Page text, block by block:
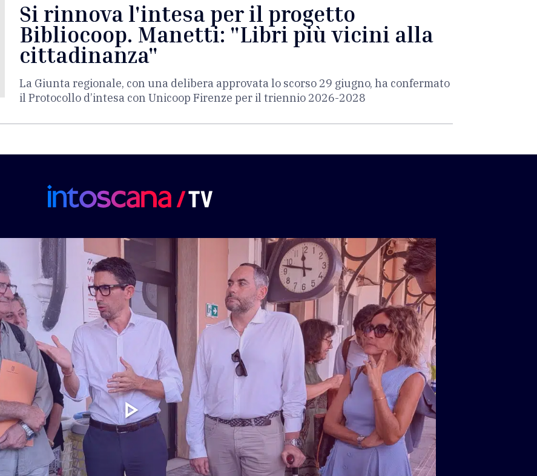
Si rinnova l'intesa per il progetto
Bibliocoop. Manetti: "Libri più vicini alla
cittadinanza"
La Giunta regionale, con una delibera approvata lo scorso 29 giugno, ha confermato
il Protocollo d’intesa con Unicoop Firenze per il triennio 2026-2028